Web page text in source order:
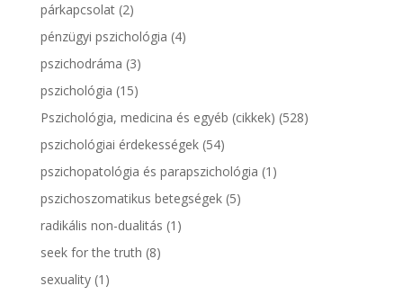
párkapcsolat(2)
pénzügyi pszichológia (4)
pszichodráma (3)
pszichológia (15)
Pszichológia, medicina és egyéb (cikkek) (528)
pszichológiai érdekességek(54)
pszichopatológia és parapszichológia (1)
pszichoszomatikus betegségek(5)
radikális non-dualitás (1)
seek for the truth (8)
sexuality(1)